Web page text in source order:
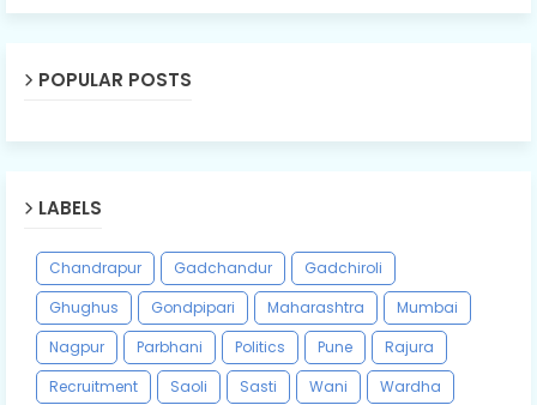
POPULAR POSTS
LABELS
Chandrapur Gadchandur
Gadchiroli
Ghughus
Gondpipari Maharashtra
Mumbai
Nagpur
Parbhani Politics Pune
Rajura
Recruitment
Saoli Sasti Wani
Wardha